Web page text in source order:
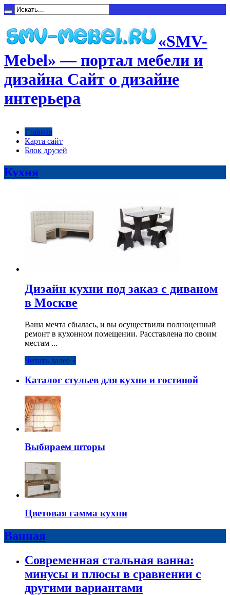
«SMV-
Mebel» — портал мебели и
дизайна Сайт о дизайне
интерьера
Главная
Карта сайт
Блок друзей
Кухня
Дизайн кухни под заказ с диваном
в Москве
Ваша мечта сбылась, и вы осуществили полноценный
ремонт в кухонном помещении. Расставлена по своим
местам ...
Читать далее »
Каталог стульев для кухни и гостиной
Выбираем шторы
Цветовая гамма кухни
Ванная
Современная стальная ванна:
минусы и плюсы в сравнении с
другими вариантами